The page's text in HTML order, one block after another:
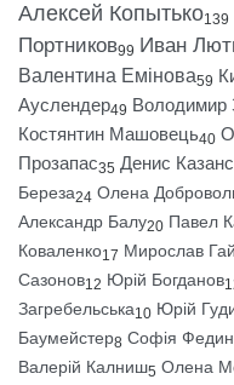
Алексей Копытько139
Портников99 Иван
Валентина Емінова59
Ауслендер49 Володимир
Костянтин Машовець40
Прозапас35 Денис
Береза24 Олена
Александр Балу20 Павел
Коваленко17 Мирослав Гай
Сазонов12 Юрій Богданов
Загребельська10 Юрій
Баумейстер8 Софія
Валерій Калниш5 Олена